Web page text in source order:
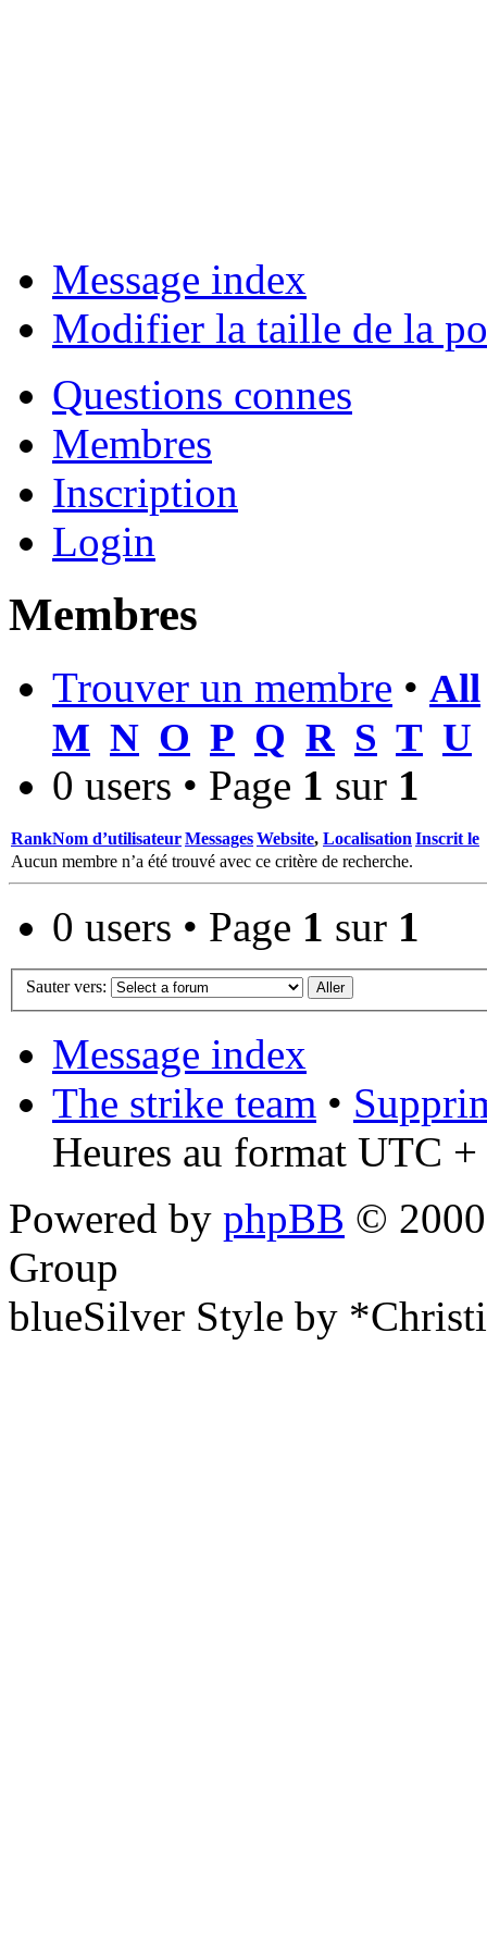
Message index
Modifier la taille de la
Questions connes
Membres
Inscription
Login
Membres
Trouver un membre • All
M N O P Q R S T U
0 users • Page 1 sur 1
RankNom d’utilisateurMessagesWebsite, Localisation Inscrit le
Aucun membre n’a été trouvé avec ce critère de recherche.
0 users • Page 1 sur 1
Sauter vers:
Message index
The strike team •
Heures au format UTC
Powered by phpBB ©
Group
blueSilver Style by